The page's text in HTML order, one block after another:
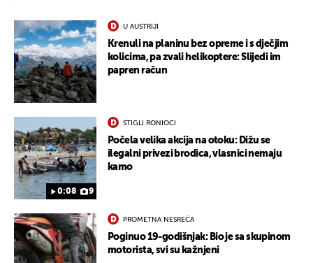
U AUSTRIJI
Krenuli na planinu bez opreme i s dječjim
kolicima, pa zvali helikoptere: Slijedi im
papren račun
0:08 9
STIGLI RONIOCI
Počela velika akcija na otoku: Dižu se
ilegalni privezi brodica, vlasnici nemaju
kamo
PROMETNA NESREĆA
Poginuo 19-godišnjak: Bio je sa skupinom
motorista, svi su kažnjeni